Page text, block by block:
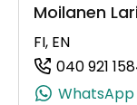
Moilanen Lari
FI, EN
040 921
WhatsApp